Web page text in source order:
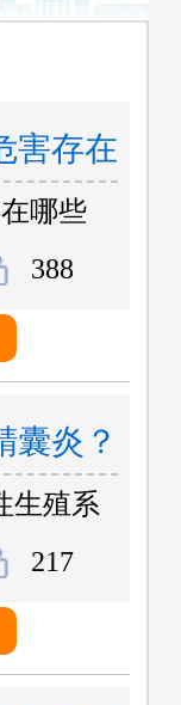
害存在
388
哪些
囊炎？
217
生殖系